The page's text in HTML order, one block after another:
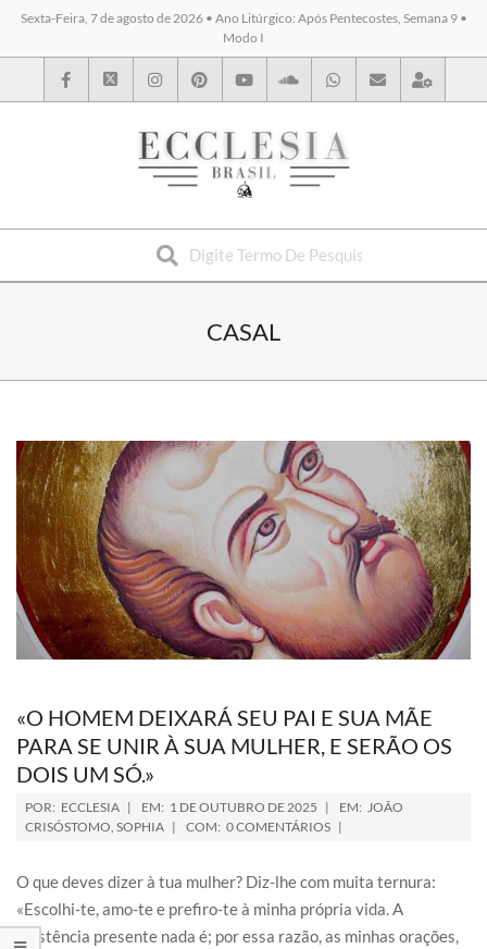
Sexta-Feira, 7 de agosto de 2026 • Ano Litúrgico: Após Pentecostes, Semana 9 •
Modo I
BYBLOS
CASAL
«O HOMEM DEIXARÁ SEU PAI E SUA MÃE
PARA SE UNIR À SUA MULHER, E SERÃO OS
DOIS UM SÓ.»
POR: ECCLESIA EM: 1 DE OUTUBRO DE 2025 EM: JOÃO
CRISÓSTOMO, SOPHIA COM: 0 COMENTÁRIOS
O que deves dizer à tua mulher? Diz-lhe com muita ternura:
«Escolhi-te, amo-te e prefiro-te à minha própria vida. A
existência presente nada é; por essa razão, as minhas orações,